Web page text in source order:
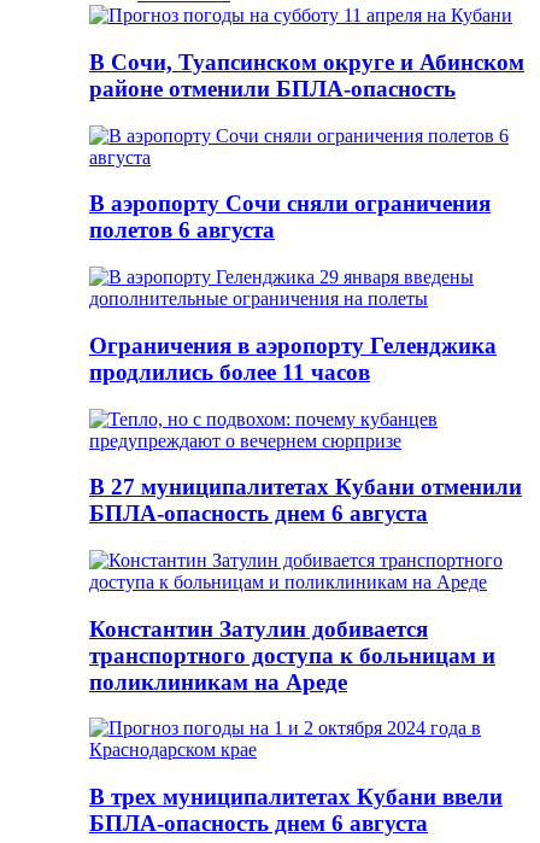
В Сочи, Туапсинском округе и Абинском
районе отменили БПЛА-опасность
В аэропорту Сочи сняли ограничения
полетов 6 августа
Ограничения в аэропорту Геленджика
продлились более 11 часов
В 27 муниципалитетах Кубани отменили
БПЛА-опасность днем 6 августа
Константин Затулин добивается
транспортного доступа к больницам и
поликлиникам на Ареде
В трех муниципалитетах Кубани ввели
БПЛА-опасность днем 6 августа